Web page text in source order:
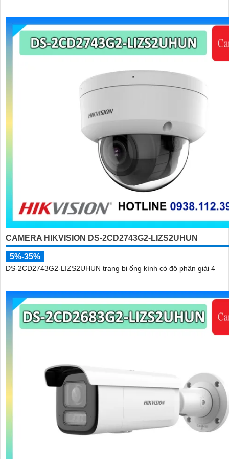
CAMERA HIKVISION DS-2CD2743G2-LIZS2UHUN
5%-35%
DS-2CD2743G2-LIZS2UHUN trang bị ống kính có độ phân giải 4